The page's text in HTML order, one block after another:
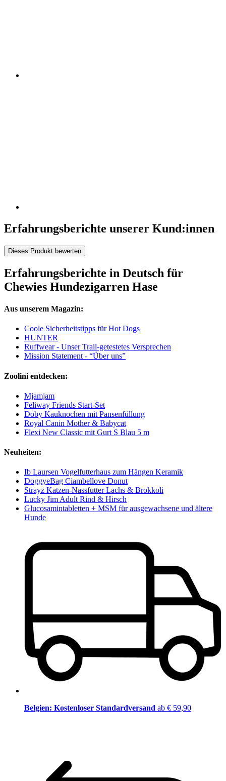
Erfahrungsberichte unserer Kund:innen
Dieses Produkt bewerten
Erfahrungsberichte in Deutsch für
Chewies Hundezigarren Hase
Aus unserem Magazin:
Coole Sicherheitstipps für Hot Dogs
HUNTER
Ruffwear - Unser Trail-getestetes Versprechen
Mission Statement - “Über uns”
Zoolini entdecken:
Mjamjam
Feliway Friends Start-Set
Doby Kauknochen mit Pansenfüllung
Royal Canin Mother & Babycat
Flexi New Classic mit Gurt S Blau 5 m
Neuheiten:
Ib Laursen Vogelfutterhaus zum Hängen Keramik
DoggyeBag Ciambellove Donut
Strayz Katzen-Nassfutter Lachs & Brokkoli
Lucky Jim Adult Rind & Hirsch
Glucosamintabletten + MSM für ausgewachsene und ältere
Hunde
Belgien: Kostenloser Standardversand ab € 59,90